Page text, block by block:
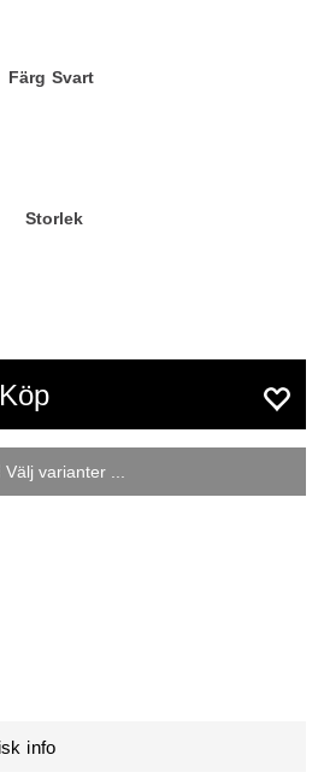
Färg Svart
Storlek
Köp
Välj varianter ...